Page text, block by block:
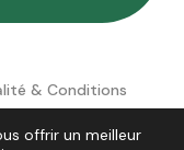
& Conditions
offrir un meilleur